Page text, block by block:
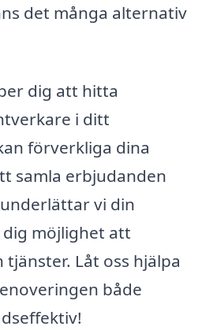
det många alternativ
dig att hitta
i ditt
förverkliga dina
samla erbjudanden
vi din
möjlighet att
Låt oss hjälpa
både